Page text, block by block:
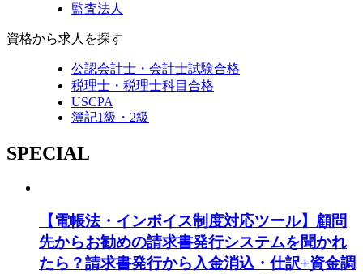
監査法人
資格から求人を探す
公認会計士・会計士試験合格
税理士・税理士科目合格
USCPA
簿記1級・2級
SPECIAL
【電帳法・インボイス制度対応ツール】顧問
先からお勧めの請求書発行システムを聞かれ
たら？請求書発行から入金消込・仕訳+資金調